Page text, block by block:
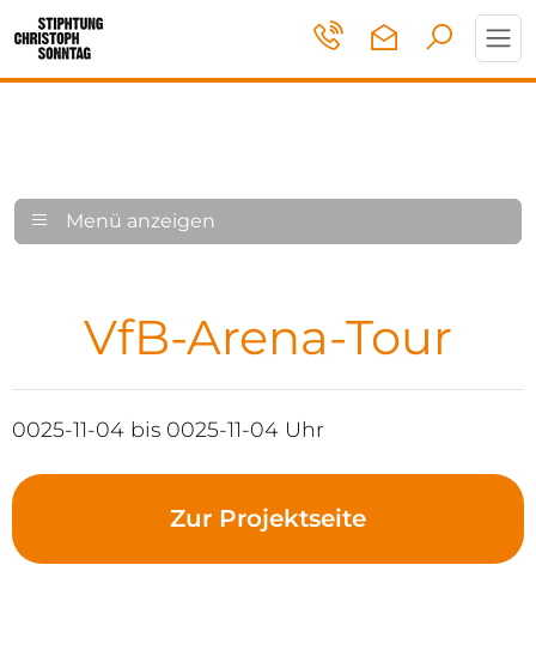
Menü anzeigen
VfB-Arena-Tour
0025-11-04 bis 0025-11-04 Uhr
Zur Projektseite